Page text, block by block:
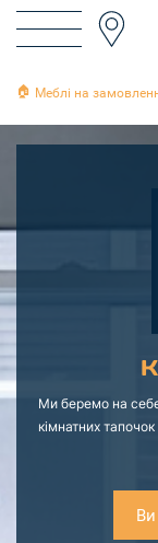
🏠 Меблі на
Ми беремо на
кімнатних
Ви